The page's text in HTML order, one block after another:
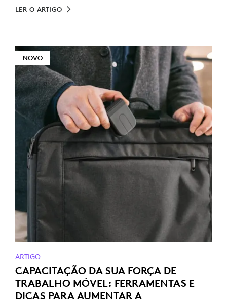
LER O ARTIGO
NOVO
ARTIGO
CAPACITAÇÃO DA SUA FORÇA DE
TRABALHO MÓVEL: FERRAMENTAS E
DICAS PARA AUMENTAR A